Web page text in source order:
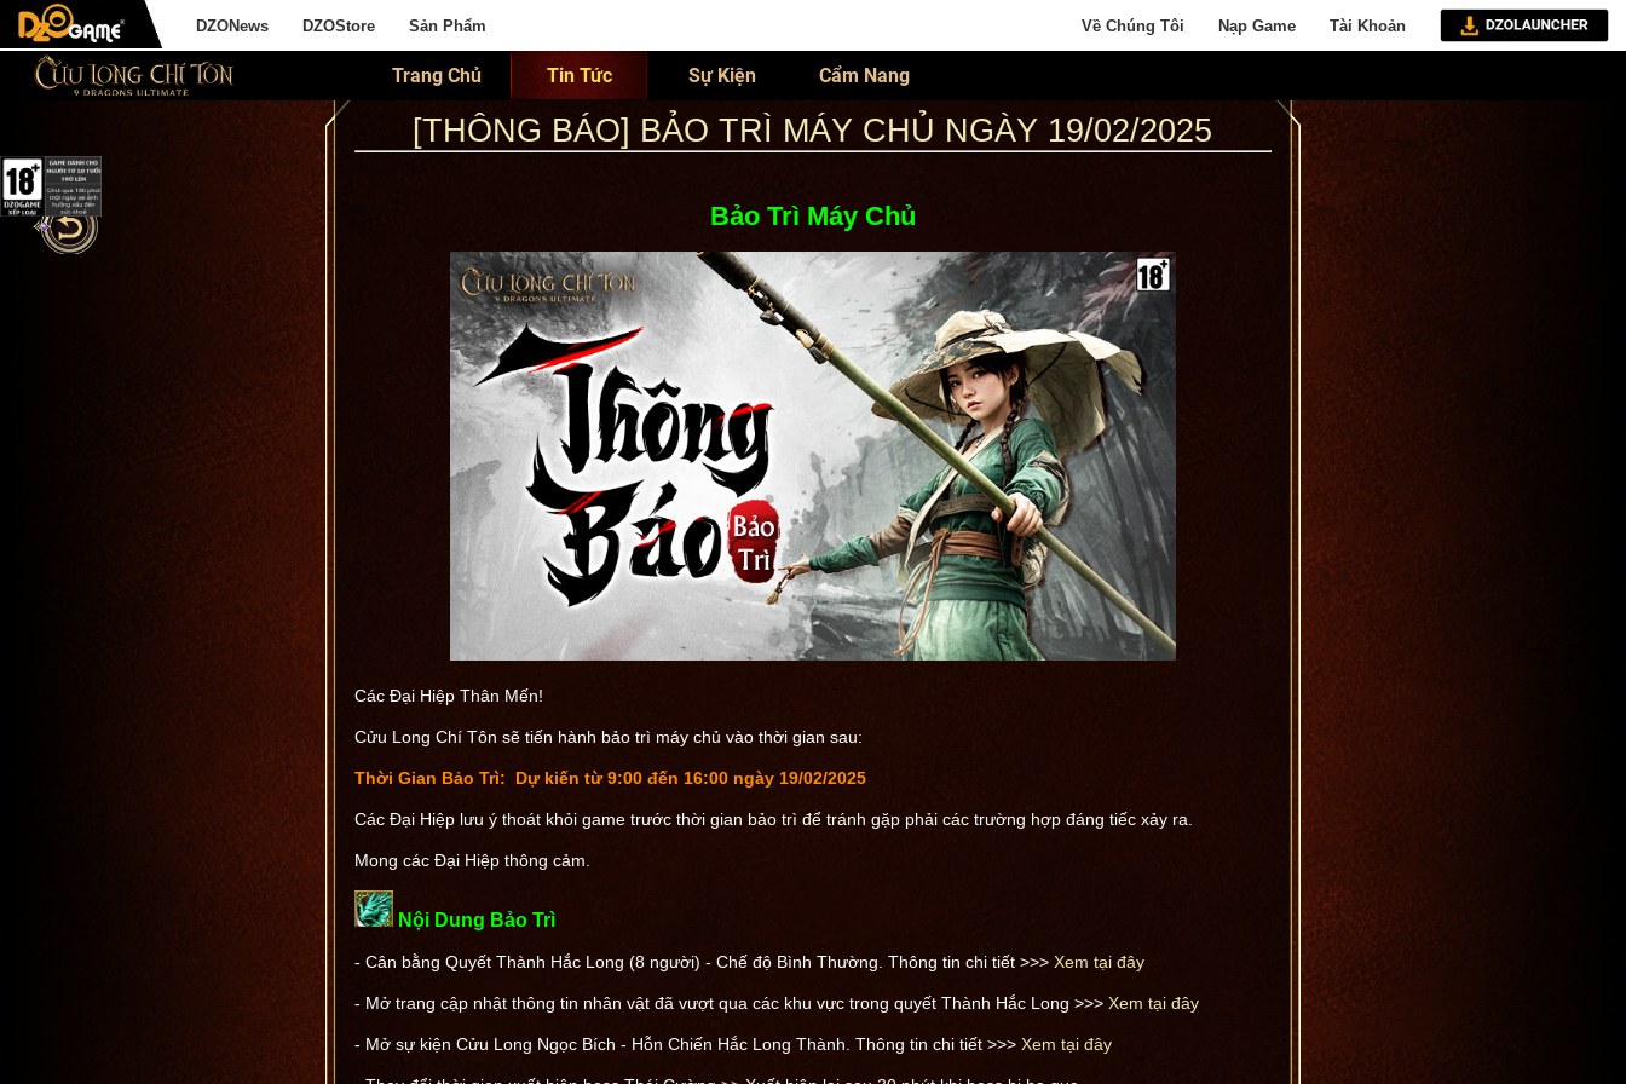
DZONews DZOStore Sản Phẩm Về Chúng Tôi Nạp Game Tài Khoản
Trang Chủ Tin Tức Sự Kiện Cẩm Nang
[THÔNG BÁO] BẢO TRÌ MÁY CHỦ NGÀY 19/02/2025
Bảo Trì Máy Chủ
Các Đại Hiệp Thân Mến!
Cửu Long Chí Tôn sẽ tiến hành bảo trì máy chủ vào thời gian sau:
Thời Gian Bảo Trì: Dự kiến từ 9:00 đến 16:00 ngày 19/02/2025
Các Đại Hiệp lưu ý thoát khỏi game trước thời gian bảo trì để tránh gặp phải các trường hợp đáng tiếc xảy ra.
Mong các Đại Hiệp thông cảm.
Nội Dung Bảo Trì
- Cân bằng Quyết Thành Hắc Long (8 người) - Chế độ Bình Thường. Thông tin chi tiết >>> Xem tại đây
- Mở trang cập nhật thông tin nhân vật đã vượt qua các khu vực trong quyết Thành Hắc Long >>> Xem tại đây
- Mở sự kiện Cửu Long Ngọc Bích - Hỗn Chiến Hắc Long Thành. Thông tin chi tiết >>>Xem tại đây